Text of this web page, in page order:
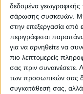
δεδομένα
σάρωσης συσκευών.
στην επεξεργασία από
περιγράφεται
για να αρνηθείτε να
πιο λεπτομερείς
σας πριν συναινέσετε.
των προσωπικών σας
συγκατάθεσή σας, αλλά